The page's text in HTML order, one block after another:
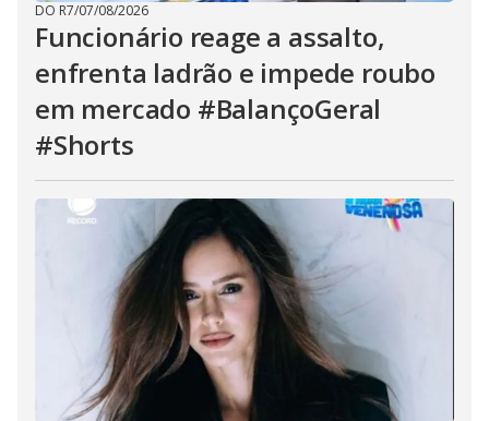
DO R7/07/08/2026
Funcionário reage a assalto,
enfrenta ladrão e impede roubo
em mercado #BalançoGeral
#Shorts